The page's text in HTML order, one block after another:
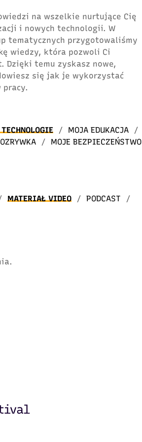
na wszelkie nurtujące Cię
i nowych technologii. W
tematycznych przygotowaliśmy
wiedzy, która pozwoli Ci
Dzięki temu zyskasz nowe,
się jak je wykorzystać
pracy.
/ MOJA EDUKACJA /
/ MOJE BEZPIECZEŃSTWO
MATERIAŁ VIDEO / PODCAST
/